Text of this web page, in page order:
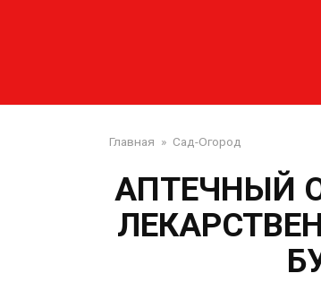
Главная » Сад-Огород
АПТЕЧНЫЙ